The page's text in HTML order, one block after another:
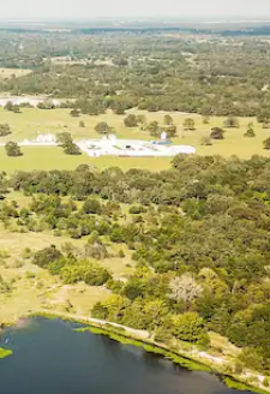
hacia abajo o explora con el